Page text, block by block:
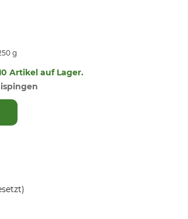
g
Artikel auf Lager.